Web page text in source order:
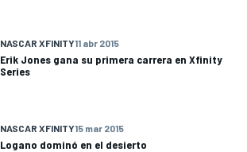
NASCAR XFINITY11 abr 2015
Erik Jones gana su primera carrera en Xfinity
Series
NASCAR XFINITY15 mar 2015
Logano dominó en el desierto